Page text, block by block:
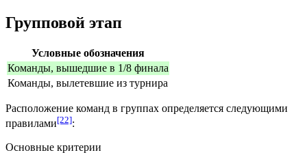
Групповой этап
Условные обозначения
Команды, вышедшие в 1/8 финала
Команды, вылетевшие из турнира
Расположение команд в группах определяется следующими
правилами[22]:
Основные критерии